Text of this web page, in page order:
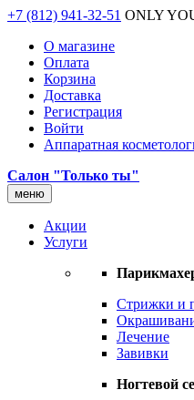
+7 (812) 941-32-51 ONLY
О магазине
Оплата
Корзина
Доставка
Регистрация
Войти
Аппаратная
Салон "Только ты"
меню
Акции
Услуги
Стрижки и
Лечение
Завивки
Ногтевой